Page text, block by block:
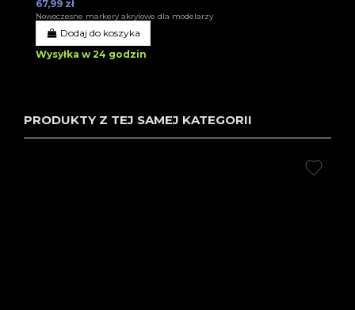
67,99 zł
Nowoczesne markery akrylowe dla modelarzy
Dodaj do koszyka
Wysyłka w 24 godzin
PRODUKTY Z TEJ SAMEJ KATEGORII